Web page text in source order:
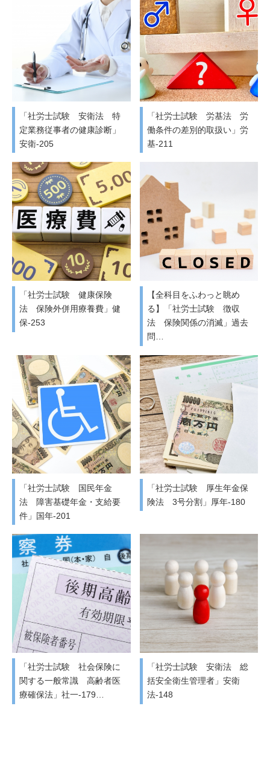
「社労士試験 安衛法 特
定業務従事者の健康診断」
安衛-205
「社労士試験 労基法 労
働条件の差別的取扱い」労
基-211
「社労士試験 健康保険
法 保険外併用療養費」健
保-253
【全科目をふわっと眺め
る】「社労士試験 徴収
法 保険関係の消滅」過去
問…
「社労士試験 国民年金
法 障害基礎年金・支給要
件」国年-201
「社労士試験 厚生年金保
険法 3号分割」厚年-180
「社労士試験 社会保険に
関する一般常識 高齢者医
療確保法」社一-179…
「社労士試験 安衛法 総
括安全衛生管理者」安衛
法-148